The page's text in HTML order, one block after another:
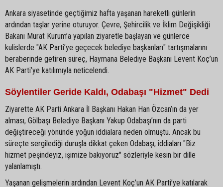
Ankara siyasetinde geçtiğimiz hafta yaşanan hareketli günlerin
ardından taşlar yerine oturuyor. Çevre, Şehircilik ve İklim Değişikliği
Bakanı Murat Kurum’a yapılan ziyaretle başlayan ve günlerce
kulislerde "AK Parti’ye geçecek belediye başkanları" tartışmalarını
beraberinde getiren süreç, Haymana Belediye Başkanı Levent Koç’un
AK Parti’ye katılımıyla neticelendi.
Söylentiler Geride Kaldı, Odabaşı "Hizmet" Dedi
Ziyarette AK Parti Ankara İl Başkanı Hakan Han Özcan’ın da yer
alması, Gölbaşı Belediye Başkanı Yakup Odabaşı’nın da parti
değiştireceği yönünde yoğun iddialara neden olmuştu. Ancak bu
süreçte sergilediği duruşla dikkat çeken Odabaşı, iddiaları "Biz
hizmet peşindeyiz, işimize bakıyoruz" sözleriyle kesin bir dille
yalanlamıştı.
Yaşanan gelişmelerin ardından Levent Koç’un AK Parti’ye katılarak